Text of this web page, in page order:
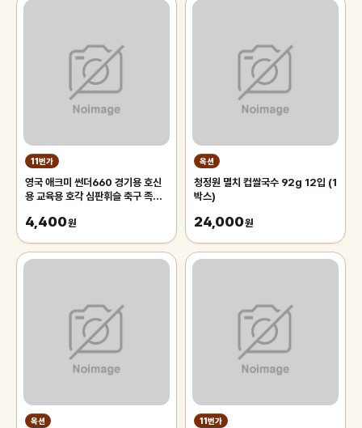
11번가
영국 애크미 썬더660 경기용 호신
용 교육용 호각 심판휘슬 축구 족구
4,400원
옥션
청정원 멸치 컵쌀국수 92g 12입 (1
박스)
24,000원
옥션 11번가